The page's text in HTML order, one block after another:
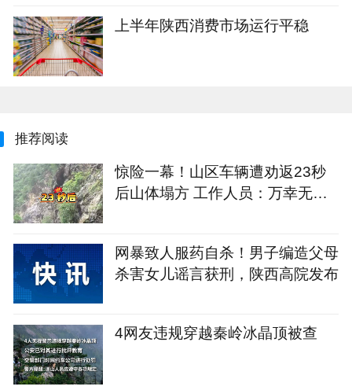
上半年陕西消费市场运行平稳
推荐阅读
惊险一幕！山区车辆遭劝返23秒
后山体塌方 工作人员：万幸无人
网暴致人服药自杀！男子编造父母
杀害女儿谣言获刑，陕西高院发布
4网友违规穿越秦岭冰晶顶被查